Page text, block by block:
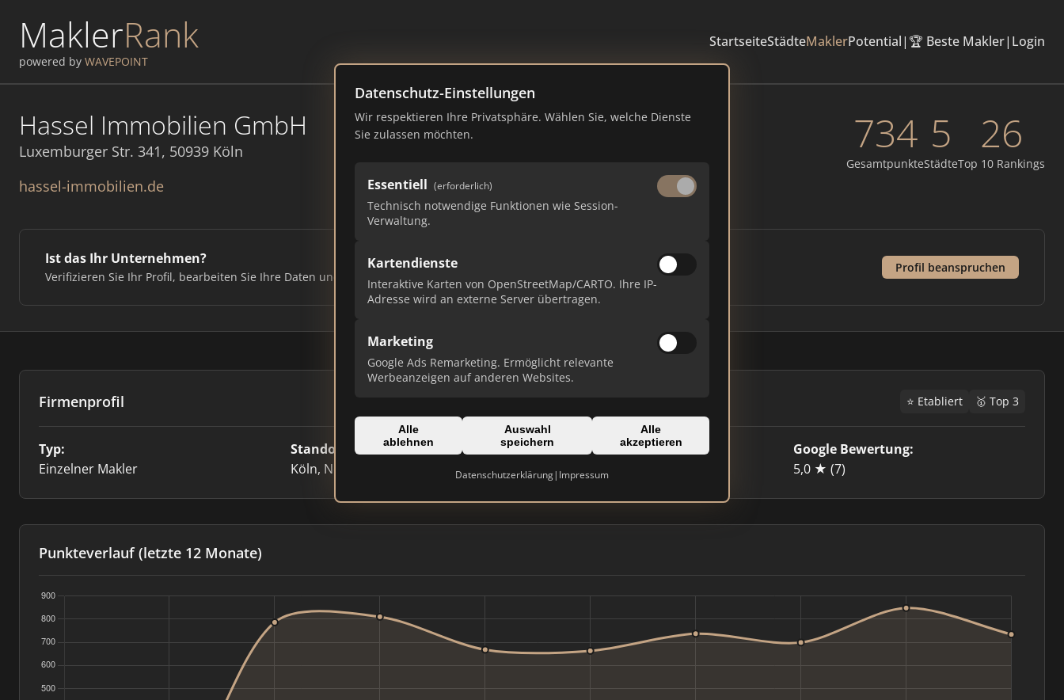
MaklerRank
powered by WAVEPOINT
StartseiteStädteMaklerPotential| 🏆 Beste Makler| Login
Datenschutz-Einstellungen
Wir respektieren Ihre Privatsphäre. Wählen Sie, welche Dienste
Sie zulassen möchten.
Essentiell (erforderlich)
Technisch notwendige Funktionen wie Session-
Verwaltung.
Kartendienste
Interaktive Karten von OpenStreetMap/CARTO. Ihre IP-
Adresse wird an externe Server übertragen.
Marketing
Google Ads Remarketing. Ermöglicht relevante
Werbeanzeigen auf anderen Websites.
Alle
ablehnen
Auswahl
speichern
Alle
akzeptieren
Datenschutzerklärung| Impressum
Hassel Immobilien GmbH
Luxemburger Str. 341, 50939 Köln
hassel-immobilien.de
734
Gesamtpunkte
5
Städte
26
Top 10 Rankings
Ist das Ihr Unternehmen?
Verifizieren Sie Ihr Profil, bearbeiten Sie Ihre Daten und erhalten Sie monatliche Ranking-Updates.
Profil beanspruchen
Firmenprofil ⭐ Etabliert 🥇 Top 3
Typ:
Einzelner Makler
Standort:
Köln, Nordrhein-Westfalen
Domain:
hassel-immobilien.de
Google Bewertung:
5,0 ★ (7)
Punkteverlauf (letzte 12 Monate)